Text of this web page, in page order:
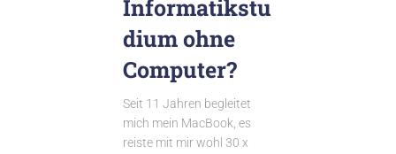
Informatikstu
dium ohne
Computer?
Seit 11 Jahren begleitet
mich mein MacBook, es
reiste mit mir wohl 30 x